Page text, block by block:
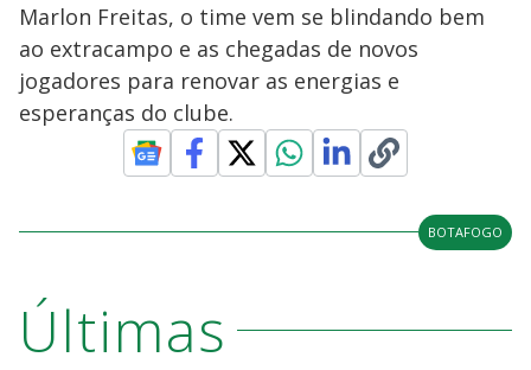
Marlon Freitas, o time vem se blindando bem
ao extracampo e as chegadas de novos
jogadores para renovar as energias e
esperanças do clube.
BOTAFOGO
Últimas